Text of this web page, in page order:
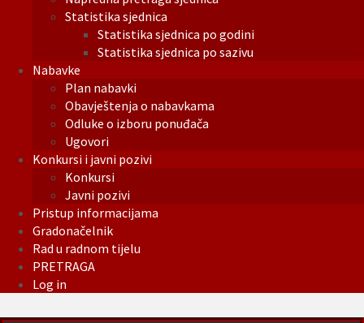
Statistika sjednica
Statistika sjednica po godini
Statistika sjednica po sazivu
Nabavke
Plan nabavki
Obavještenja o nabavkama
Odluke o izboru ponuđača
Ugovori
Konkursi i javni pozivi
Konkursi
Javni pozivi
Pristup informacijama
Gradonačelnik
Rad u radnom tijelu
PRETRAGA
Log in